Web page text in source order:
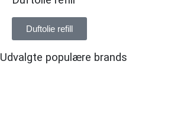
Duftolie refill
Udvalgte populære brands